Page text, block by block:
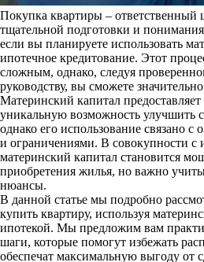
Покупка квартиры – ответственный
тщательной подготовки и
если вы планируете использовать
ипотечное кредитование. Этот
сложным, однако, следуя
руководству, вы сможете
Материнский капитал
уникальную возможность улучшить
однако его использование связано
и ограничениями. В совокупности с
материнский капитал становится
приобретения жилья, но важно
нюансы.
В данной статье мы подробно
купить квартиру, используя
ипотекой. Мы предложим вам
шаги, которые помогут избежать
обеспечат максимальную выгоду от